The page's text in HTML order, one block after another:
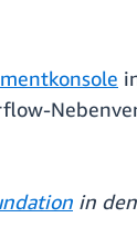
in den